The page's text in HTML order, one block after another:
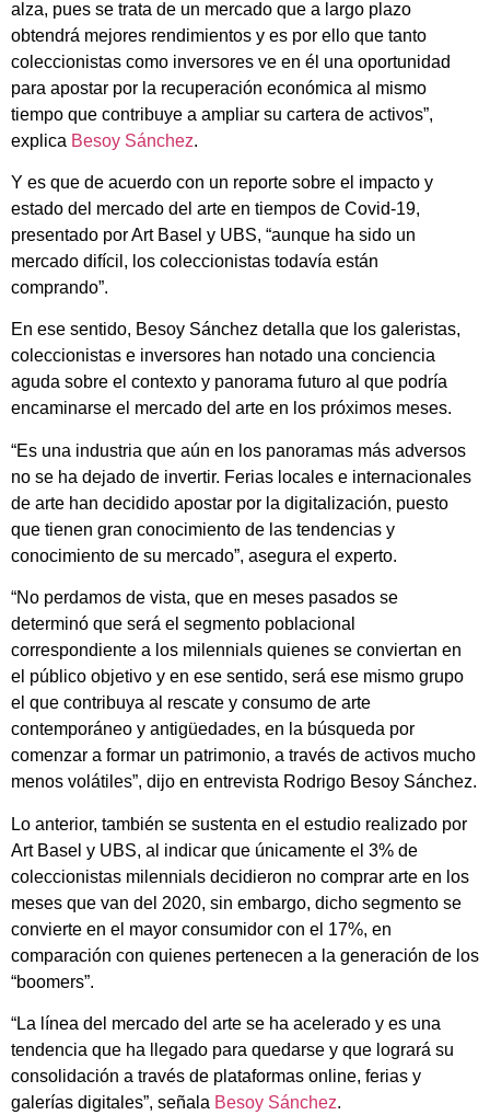
alza, pues se trata de un mercado que a largo plazo
obtendrá mejores rendimientos y es por ello que tanto
coleccionistas como inversores ve en él una oportunidad
para apostar por la recuperación económica al mismo
tiempo que contribuye a ampliar su cartera de activos”,
explica Besoy Sánchez.
Y es que de acuerdo con un reporte sobre el impacto y
estado del mercado del arte en tiempos de Covid-19,
presentado por Art Basel y UBS, “aunque ha sido un
mercado difícil, los coleccionistas todavía están
comprando”.
En ese sentido, Besoy Sánchez detalla que los galeristas,
coleccionistas e inversores han notado una conciencia
aguda sobre el contexto y panorama futuro al que podría
encaminarse el mercado del arte en los próximos meses.
“Es una industria que aún en los panoramas más adversos
no se ha dejado de invertir. Ferias locales e internacionales
de arte han decidido apostar por la digitalización, puesto
que tienen gran conocimiento de las tendencias y
conocimiento de su mercado”, asegura el experto.
“No perdamos de vista, que en meses pasados se
determinó que será el segmento poblacional
correspondiente a los milennials quienes se conviertan en
el público objetivo y en ese sentido, será ese mismo grupo
el que contribuya al rescate y consumo de arte
contemporáneo y antigüedades, en la búsqueda por
comenzar a formar un patrimonio, a través de activos mucho
menos volátiles”, dijo en entrevista Rodrigo Besoy Sánchez.
Lo anterior, también se sustenta en el estudio realizado por
Art Basel y UBS, al indicar que únicamente el 3% de
coleccionistas milennials decidieron no comprar arte en los
meses que van del 2020, sin embargo, dicho segmento se
convierte en el mayor consumidor con el 17%, en
comparación con quienes pertenecen a la generación de los
“boomers”.
“La línea del mercado del arte se ha acelerado y es una
tendencia que ha llegado para quedarse y que logrará su
consolidación a través de plataformas online, ferias y
galerías digitales”, señala Besoy Sánchez.